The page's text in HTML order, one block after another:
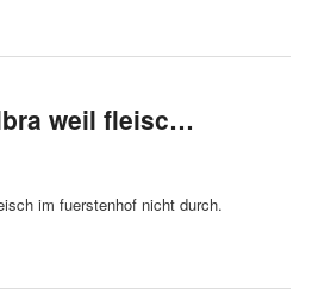
weil fleisc…
im fuerstenhof nicht durch.